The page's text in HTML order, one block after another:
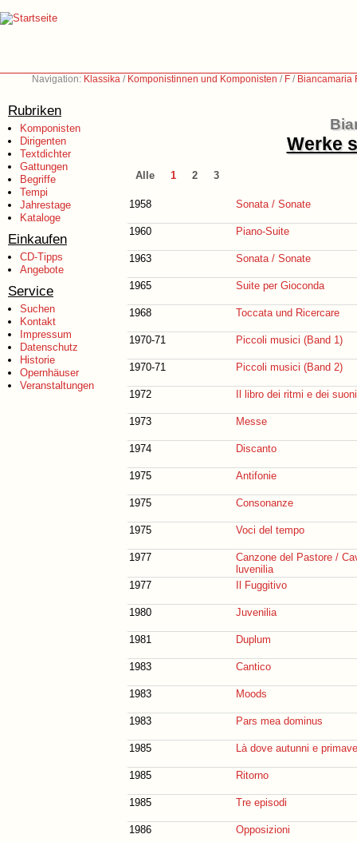
Navigation: Klassika / Komponistinnen und Komponisten / F / Biancamaria
Rubriken
Komponisten
Dirigenten
Textdichter
Gattungen
Begriffe
Tempi
Jahrestage
Kataloge
Einkaufen
CD-Tipps
Angebote
Service
Suchen
Kontakt
Impressum
Datenschutz
Historie
Opernhäuser
Veranstaltungen
Werke
Alle 1 2 3
1958 Sonata / Sonate
1960 Piano-Suite
1963 Sonata / Sonate
1965 Suite per Gioconda
1968 Toccata und Ricercare
1970-71 Piccoli musici (Band 1)
1970-71 Piccoli musici (Band 2)
1972 Il libro dei ritmi e dei suoni
1973 Messe
1974 Discanto
1975 Antifonie
1975 Consonanze
1975 Voci del tempo
1977
Canzone del Pastore /
luvenilia
1977
Il Fuggitivo
1980 Juvenilia
1981 Duplum
1983 Cantico
1983 Moods
1983 Pars mea dominus
1985 Là dove autunni e
1985 Ritorno
1985 Tre episodi
1986 Opposizioni